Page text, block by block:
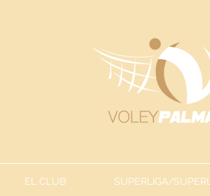
EL CLUB SUPERLIGA/